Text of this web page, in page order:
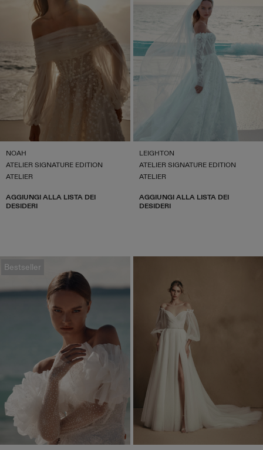
NOAH
ATELIER SIGNATURE EDITION
ATELIER
AGGIUNGI ALLA LISTA DEI
DESIDERI
LEIGHTON
ATELIER SIGNATURE EDITION
ATELIER
AGGIUNGI ALLA LISTA DEI
DESIDERI
Bestseller